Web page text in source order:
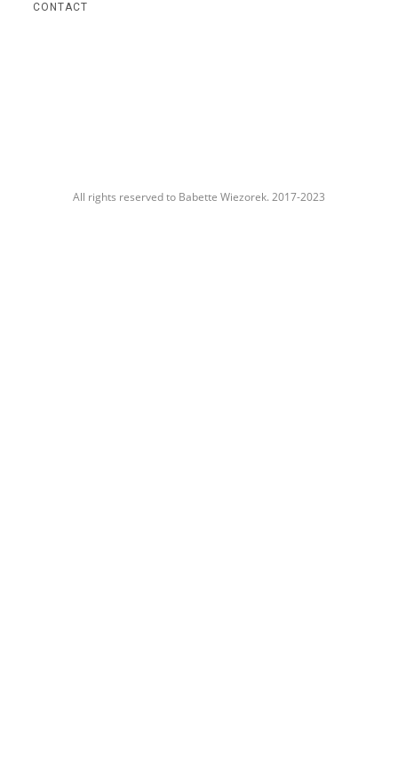
CONTACT
All rights reserved to Babette Wiezorek. 2017-2023